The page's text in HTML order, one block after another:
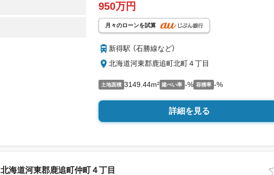
950万円
月々のローンを試算
新得駅 （石勝線など）
北海道河東郡鹿追町北町４丁目
土地面積 3149.44m² 建ぺい率 -% 容積率 -%
詳細を見る
北海道河東郡鹿追町仲町４丁目